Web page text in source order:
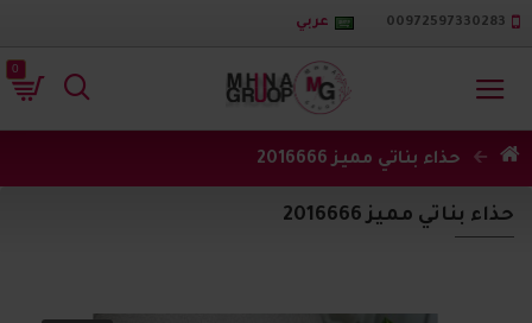
00972597330283 عربي
0
حذاء بناتي مميز 2016666
حذاء بناتي مميز 2016666